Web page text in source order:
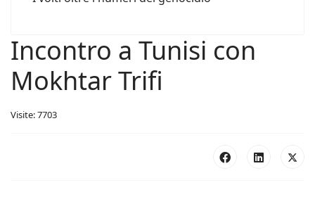
Incontro a Tunisi con
Mokhtar Trifi
Visite: 7703